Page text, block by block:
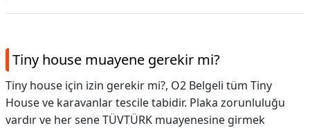
Tiny house muayene gerekir mi?
Tiny house için izin gerekir mi?, O2 Belgeli tüm Tiny
House ve karavanlar tescile tabidir. Plaka zorunluluğu
vardır ve her sene TÜVTÜRK muayenesine girmek